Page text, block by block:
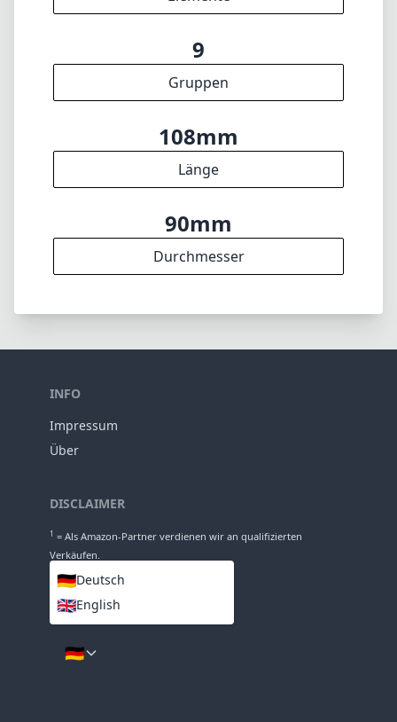
f16
min. Blende
950g
Gewicht
15
Elemente
9
Gruppen
INFO
Impressum